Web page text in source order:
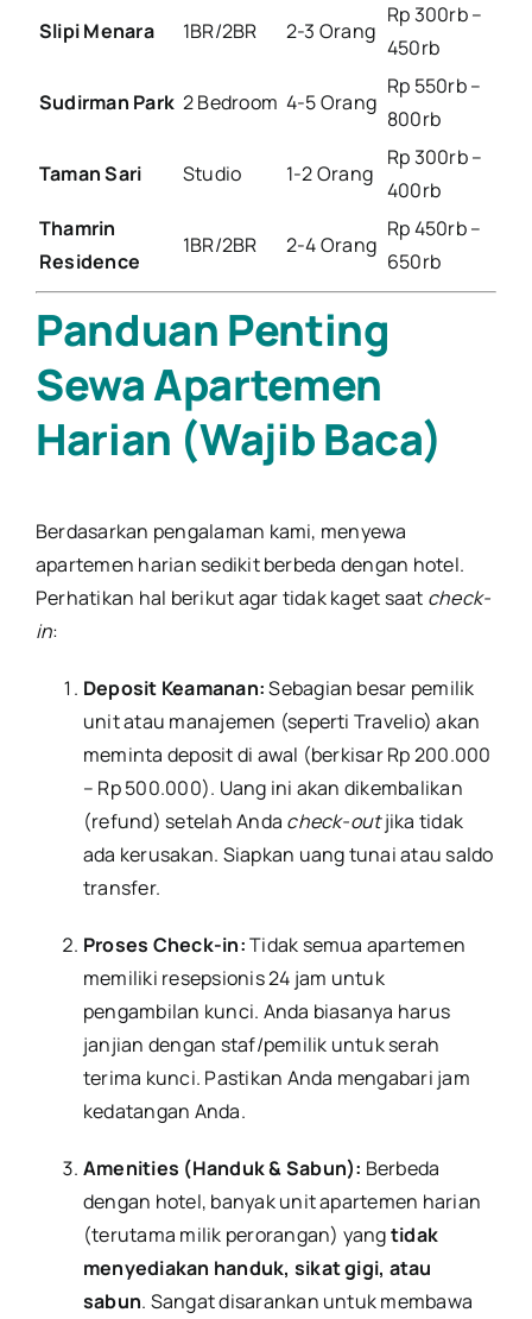
Slipi Menara 1BR/2BR 2-3 Orang
Rp 300rb –
450rb
Sudirman Park 2 Bedroom 4-5 Orang
Rp 550rb –
800rb
Taman Sari Studio 1-2 Orang
Rp 300rb –
400rb
Thamrin
Residence
1BR/2BR 2-4 Orang
Rp 450rb –
650rb
Panduan Penting
Sewa Apartemen
Harian (Wajib Baca)
Berdasarkan pengalaman kami, menyewa
apartemen harian sedikit berbeda dengan hotel.
Perhatikan hal berikut agar tidak kaget saat check-
in:
Deposit Keamanan:Sebagian besar pemilik
unit atau manajemen (seperti Travelio) akan
meminta deposit di awal (berkisar Rp 200.000
– Rp 500.000). Uang ini akan dikembalikan
(refund) setelah Anda check-outjika tidak
ada kerusakan. Siapkan uang tunai atau saldo
transfer.
Proses Check-in:Tidak semua apartemen
memiliki resepsionis 24 jam untuk
pengambilan kunci. Anda biasanya harus
janjian dengan staf/pemilik untuk serah
terima kunci. Pastikan Anda mengabari jam
kedatangan Anda.
Amenities (Handuk & Sabun): Berbeda
dengan hotel, banyak unit apartemen harian
(terutama milik perorangan) yangtidak
menyediakan handuk, sikat gigi, atau
sabun. Sangat disarankan untuk membawa